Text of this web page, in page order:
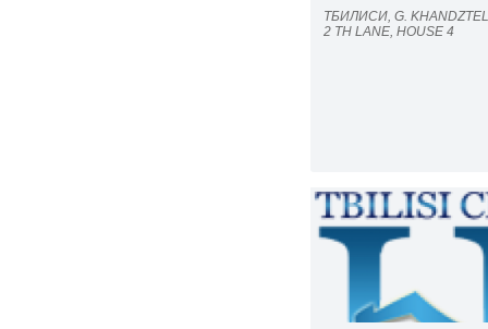
ТБИЛИСИ, G.
2 TH LANE, HOUSE 4